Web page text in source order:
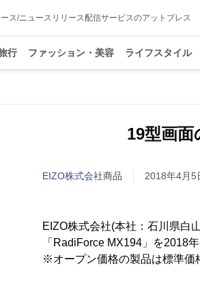
ス/ニュースリリース配信サービスのアットプレス
行 ファッション・美容 ライフスタイル
19型画
EIZO株式会社商品 2018年4月5
EIZO株式会社(本社：石川県白
「RadiForce MX194」を2018
※オープン価格の製品は標準価